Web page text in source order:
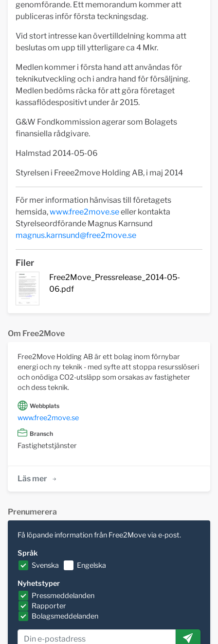
genomförande. Ett memorandum kommer att
publiceras inför första teckningsdag.
Vid stort intresse kan övertilldelning komma att
beslutas om upp till ytterligare ca 4 Mkr.
Medlen kommer i första hand att användas för
teknikutveckling och i andra hand för försäljning.
Medlen bedöms räcka för att göra företaget
kassaflödespositivt under år 2015.
G&W Fondkommission agerar som Bolagets
finansiella rådgivare.
Halmstad 2014-05-06
Styrelsen i Freee2move Holding AB, i maj 2014
För mer information hänvisas till företagets
hemsida,www.free2move.seeller kontakta
Styrelseordförande Magnus Karnsund
magnus.karnsund@free2move.se
Filer
Free2Move_Pressrelease_2014-05-
06.pdf
Om Free2Move
Free2Move Holding AB är ett bolag inom förnybar
energi och ny teknik - med syfte att stoppa resursslöseri
och onödiga CO2-utsläpp som orsakas av fastigheter
och dess teknik.
Webbplats
www.free2move.se
Bransch
Fastighetstjänster
Läs mer
Prenumerera
Få löpande information från Free2Move via e-post.
Språk
Svenska
Engelska
Nyhetstyper
Pressmeddelanden
Rapporter
Bolagsmeddelanden